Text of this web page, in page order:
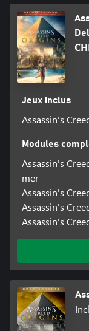
Jeux inclus
Assassin's
Modules
Assassin's
mer
Assassin's
Assassin's
Assassin's